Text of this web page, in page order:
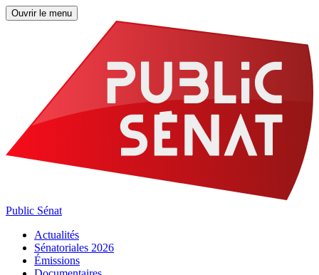
Ouvrir le menu
Public Sénat
Actualités
Sénatoriales 2026
Émissions